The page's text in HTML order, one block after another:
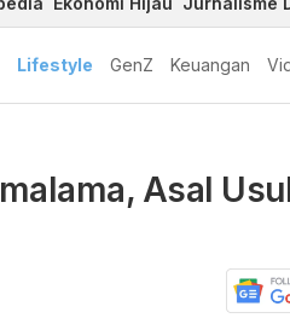
Lifestyle GenZ Keuangan
Asal